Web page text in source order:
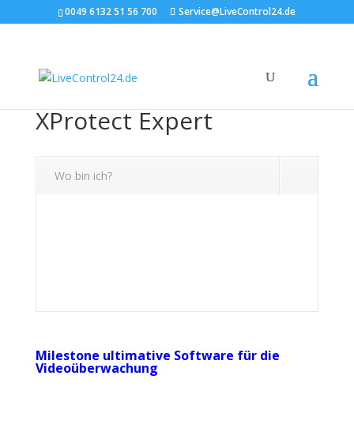
0049 6132 51 56 700 Service@LiveControl24.de
XProtect Expert
Wo bin ich?
Milestone ultimative Software für die
Videoüberwachung